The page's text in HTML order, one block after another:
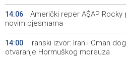
14:06
Američki reper A$AP Rocky
novim pjesmama
14:00
Iranski izvor: Iran i Oman
otvaranje Hormuškog moreuza